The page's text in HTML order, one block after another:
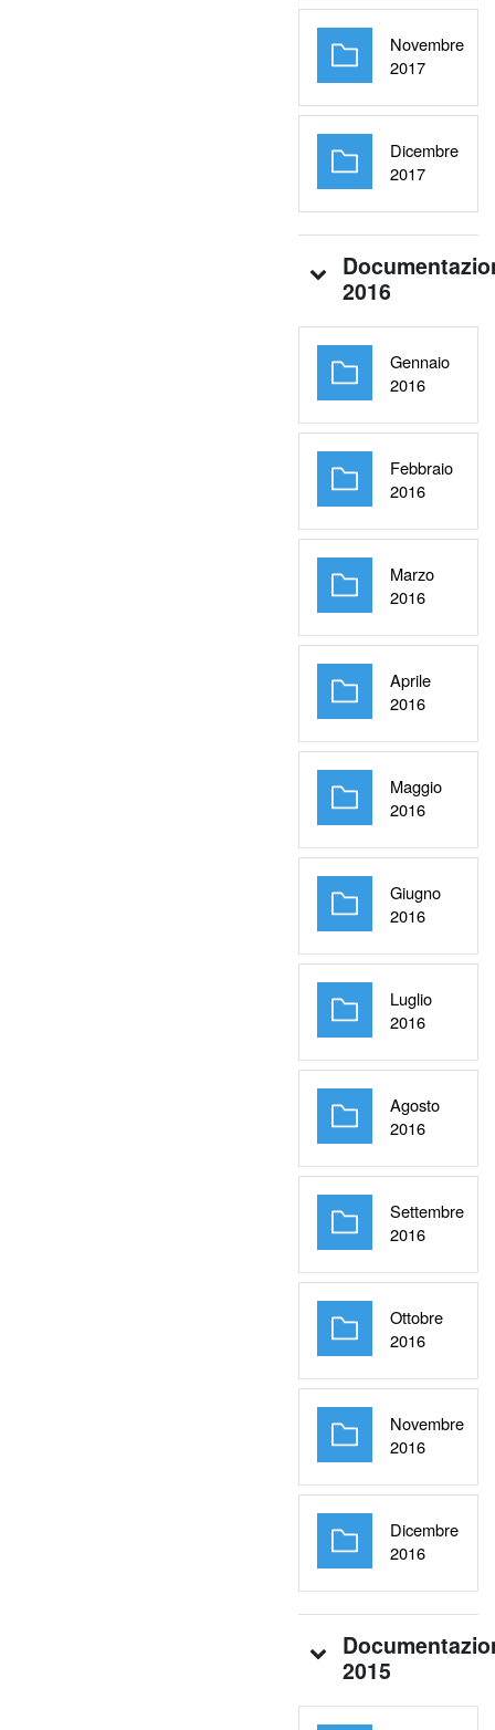
Novembre
2017Cartella
Dicembre
2017Cartella
2016
Gennaio
2016Cartella
Febbraio
2016Cartella
Marzo
2016Cartella
Aprile
2016Cartella
Maggio
2016Cartella
Giugno
2016Cartella
Luglio
2016Cartella
Agosto
2016Cartella
Settembre
2016Cartella
Ottobre
2016Cartella
Novembre
2016Cartella
Dicembre
2016Cartella
2015